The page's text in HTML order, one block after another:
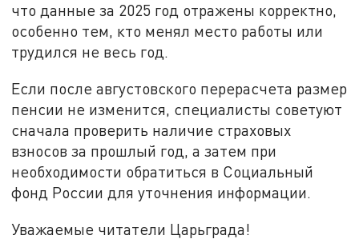
что данные за 2025 год отражены корректно,
особенно тем, кто менял место работы или
трудился не весь год.
Если после августовского перерасчета размер
пенсии не изменится, специалисты советуют
сначала проверить наличие страховых
взносов за прошлый год, а затем при
необходимости обратиться в Социальный
фонд России для уточнения информации.
Уважаемые читатели Царьграда!